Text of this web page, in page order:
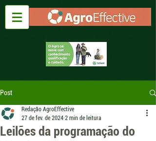
Post
Leilões da programação do
Redação AgroEffective
27 de fev. de 2024 2 min de leitura